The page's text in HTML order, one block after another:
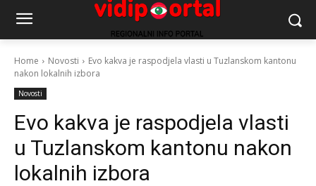
Home Novosti
Evo kakva je raspodjela vlasti u Tuzlanskom kantonu
nakon lokalnih izbora
Novosti
Evo kakva je raspodjela vlasti
u Tuzlanskom kantonu nakon
lokalnih izbora